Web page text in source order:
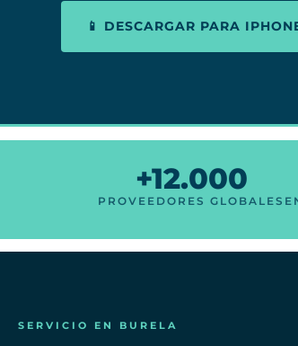
📱 DESCARGAR PARA
+12.000
PROVEEDORES GLOBALES
SERVICIO EN BURELA